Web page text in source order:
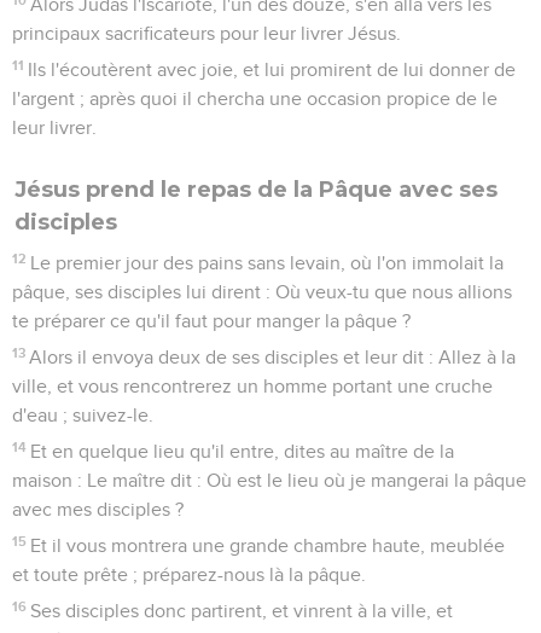
47 Et un de ceux qui étaient présents tira son épée et frappa
un serviteur du souverain sacrificateur, et lui emporta
l'oreille.
48 Alors Jésus prit la parole et leur dit : Vous êtes sortis
me prendre.
49 J'étais tous les jours au milieu de vous, enseignant dans le
temple, et vous ne m'avez point saisi ; mais c'est afin que les
Écritures fussent accomplies.
50 Alors tous ses disciples l'ayant abandonné s'enfuirent.
51 Et un jeune homme le suivait, enveloppé seulement d'une
étoffe légère ; et les jeunes gens le prirent.
52 Il leur laissa son vêtement, et s'enfuit nu de leurs mains.
Jésus devant le Conseil supérieur
53 Ils menèrent ensuite Jésus chez le souverain sacrificateur,
où s'assemblèrent tous les principaux sacrificateurs, les
anciens et les scribes.
54 Pierre le suivit de loin jusque dans la cour du souverain